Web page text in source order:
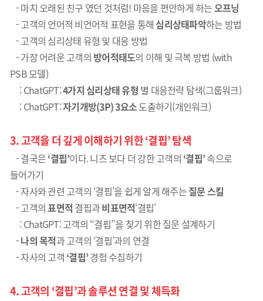
- 마치 오래된 친구 였던 것처럼! 마음을 편안하게 하는오프닝
- 고객의 언어적 비언어적 표현을 통해심리상태파악하는 방법
- 고객의 심리상태 유형 및 대응 방법
- 가장 어려운 고객의 방어적태도의 이해 및 극복 방법 (with
PSB 모델)
: ChatGPT:4가지 심리상태 유형 별 대응전략 탐색(그룹워크)
: ChatGPT:자기개방(3P) 3요소도출하기(개인워크)
3.고객을 더 깊게 이해하기 위한‘결핍’탐색
- 결국은‘결핍’이다. 니즈 보다 더 강한 고객의 ‘결핍’속으로
들어가기
- 자사와 관련 고객의 ‘결핍’을 쉽게 알게 해주는질문 스킬
- 고객의표면적 결핍과비표면적‘결핍’
: ChatGPT: 고객의 “결핍”을 찾기 위한 질문 설계하기
-나의 목적과 고객의 ‘결핍’과의 연결
- 자사의 고객 ‘결핍’경험 수집하기
4.고객의 ‘결핍’과솔루션 연결 및 체득화